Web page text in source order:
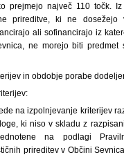
prejmejo največ 110 točk.
prireditve, ki ne dosežejo
ali sofinancirajo iz
ne morejo biti predmet
in obdobje porabe
na izpolnjevanje kriterijev
ki niso v skladu z
na podlagi
prireditev v Občini